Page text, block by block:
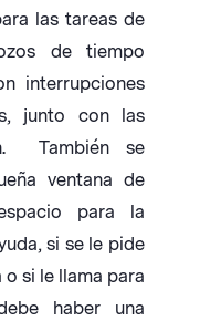
las tareas de
de tiempo
interrupciones
junto con las
También se
ventana de
para la
si se le pide
si le llama para
haber una